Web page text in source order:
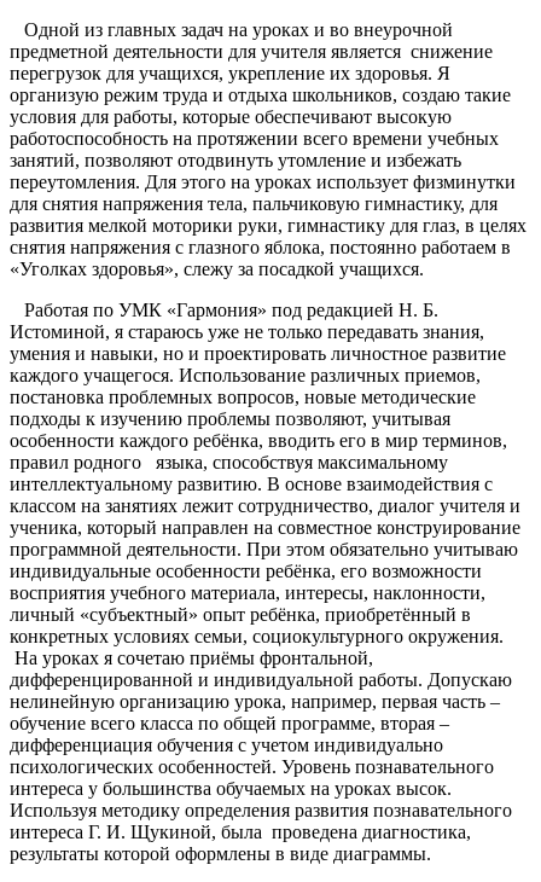
Одной из главных задач на уроках и во внеурочной
предметной деятельности для учителя является снижение
перегрузок для учащихся, укрепление их здоровья. Я
организую режим труда и отдыха школьников, создаю такие
условия для работы, которые обеспечивают высокую
работоспособность на протяжении всего времени учебных
занятий, позволяют отодвинуть утомление и избежать
переутомления. Для этого на уроках использует физминутки
для снятия напряжения тела, пальчиковую гимнастику, для
развития мелкой моторики руки, гимнастику для глаз, в целях
снятия напряжения с глазного яблока, постоянно работаем в
«Уголках здоровья», слежу за посадкой учащихся.
Работая по УМК «Гармония» под редакцией Н. Б.
Истоминой, я стараюсь уже не только передавать знания,
умения и навыки, но и проектировать личностное развитие
каждого учащегося. Использование различных приемов,
постановка проблемных вопросов, новые методические
подходы к изучению проблемы позволяют, учитывая
особенности каждого ребёнка, вводить его в мир терминов,
правил родного языка, способствуя максимальному
интеллектуальному развитию. В основе взаимодействия с
классом на занятиях лежит сотрудничество, диалог учителя и
ученика, который направлен на совместное конструирование
программной деятельности. При этом обязательно учитываю
индивидуальные особенности ребёнка, его возможности
восприятия учебного материала, интересы, наклонности,
личный «субъектный» опыт ребёнка, приобретённый в
конкретных условиях семьи, социокультурного окружения.
На уроках я сочетаю приёмы фронтальной,
дифференцированной и индивидуальной работы. Допускаю
нелинейную организацию урока, например, первая часть –
обучение всего класса по общей программе, вторая –
дифференциация обучения с учетом индивидуально
психологических особенностей. Уровень познавательного
интереса у большинства обучаемых на уроках высок.
Используя методику определения развития познавательного
интереса Г. И. Щукиной, была проведена диагностика,
результаты которой оформлены в виде диаграммы.